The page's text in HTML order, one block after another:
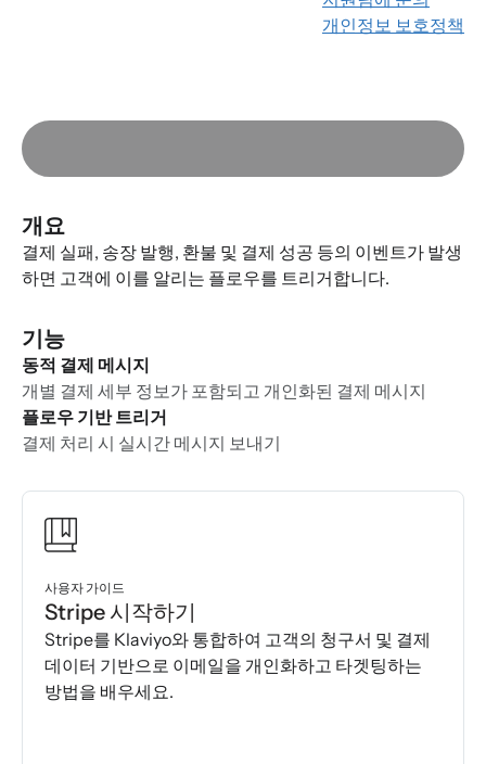
개인정보 보호정책
개요
결제 실패, 송장 발행, 환불 및 결제 성공 등의 이벤트가 발생
하면 고객에 이를 알리는 플로우를 트리거합니다.
기능
동적 결제 메시지
개별 결제 세부 정보가 포함되고 개인화된 결제 메시지
플로우 기반 트리거
결제 처리 시 실시간 메시지 보내기
사용자 가이드
Stripe 시작하기
Stripe를 Klaviyo와 통합하여 고객의 청구서 및 결제
데이터 기반으로 이메일을 개인화하고 타겟팅하는
방법을 배우세요.